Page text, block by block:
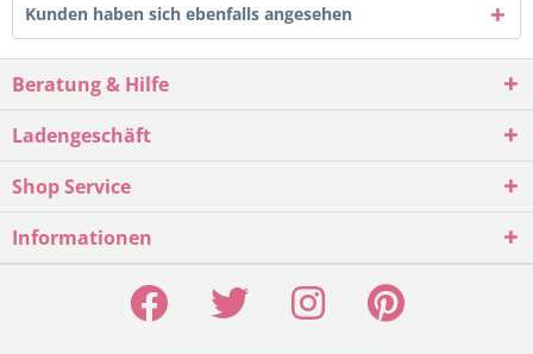
Kunden haben sich ebenfalls angesehen
Beratung & Hilfe
Ladengeschäft
Shop Service
Informationen